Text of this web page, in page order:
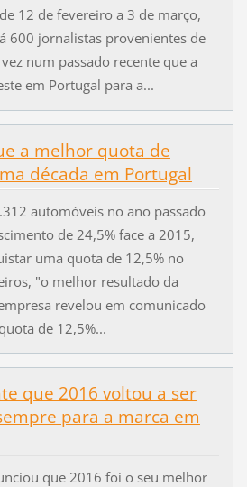
12 de fevereiro a 3 de março,
600 jornalistas provenientes de
num passado recente que a
em Portugal para a...
a melhor quota de
década em Portugal
automóveis no ano passado
de 24,5% face a 2015,
uma quota de 12,5% no
"o melhor resultado da
revelou em comunicado
de 12,5%...
que 2016 voltou a ser
para a marca em
que 2016 foi o seu melhor